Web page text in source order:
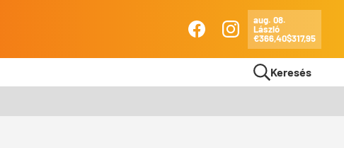
FacebookInstagram
Ma
aug. 08.
László
€366,40$317,95
Keresés